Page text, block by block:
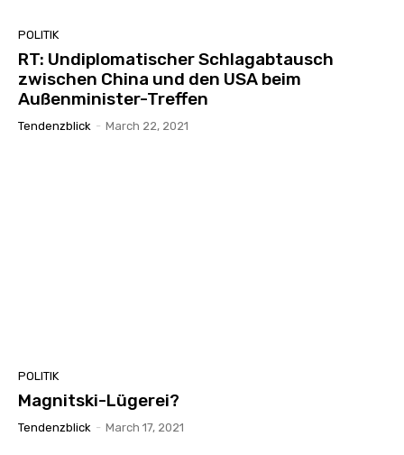
POLITIK
RT: Undiplomatischer Schlagabtausch
zwischen China und den USA beim
Außenminister-Treffen
Tendenzblick - March 22, 2021
POLITIK
Magnitski-Lügerei?
Tendenzblick - March 17, 2021